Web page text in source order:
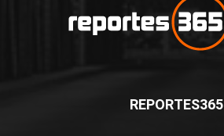
REPORTES365